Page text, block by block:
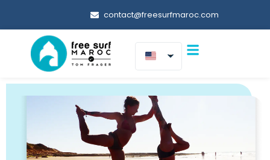
contact@freesurfmaroc.com